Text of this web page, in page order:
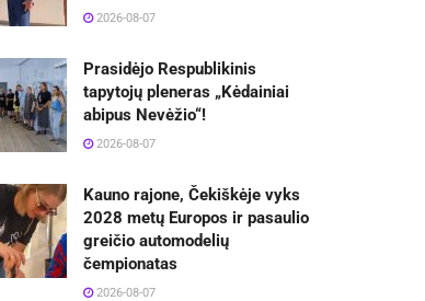
2026-08-07
Prasidėjo Respublikinis
tapytojų pleneras „Kėdainiai
abipus Nevėžio“!
2026-08-07
Kauno rajone, Čekiškėje vyks
2028 metų Europos ir pasaulio
greičio automodelių
čempionatas
2026-08-07